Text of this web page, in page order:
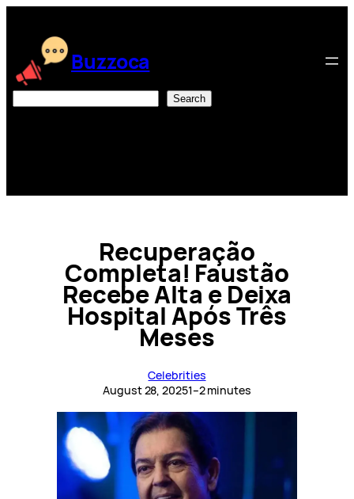
content
Buzzoca
Search
Recuperação
Completa! Faustão
Recebe Alta e Deixa
Hospital Após Três
Meses
Celebrities
August 28, 20251–2 minutes